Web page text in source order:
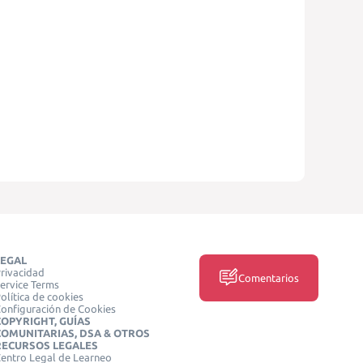
Terms
de cookies
de Cookies
GUÍAS
DSA & OTROS
LEGALES
Legal de Learneo
Comentarios